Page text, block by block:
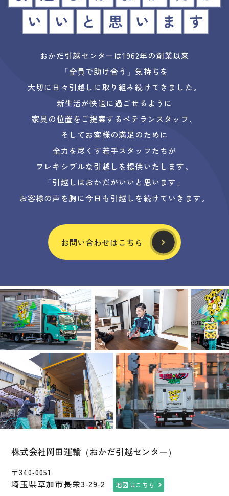
おかだ引越センターは1962年の創業以来
「全員で助け合う」気持ちを
大切に日々引越しに取り組み続けてきました。
新生活が快適に過ごせるように
家具の位置をご提案するベテランスタッフ、
そしてお客様の満足のために
全力を尽くす若手スタッフたちが
フレキシブルな引越しを提供いたします。
「引越しはおかだがいいと思います」
お客様の声を胸に今日も引越しを続けていきます。
お問い合わせはこちら
株式会社岡田運輸（おかだ引越センター）
〒340-0051
埼玉県草加市長栄3-29-2 地図はこちら